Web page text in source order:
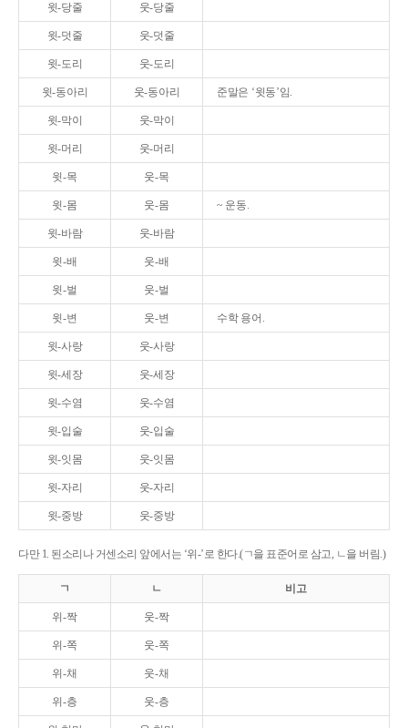
윗-당줄 웃-당줄
윗-덧줄 웃-덧줄
윗-도리 웃-도리
윗-동아리 웃-동아리 준말은 ‘윗동’임.
윗-막이 웃-막이
윗-머리 웃-머리
윗-목 웃-목
윗-몸 웃-몸 ~ 운동.
윗-바람 웃-바람
윗-배 웃-배
윗-벌 웃-벌
윗-변 웃-변 수학 용어.
윗-사랑 웃-사랑
윗-세장 웃-세장
윗-수염 웃-수염
윗-입술 웃-입술
윗-잇몸 웃-잇몸
윗-자리 웃-자리
윗-중방 웃-중방
다만 1. 된소리나 거센소리 앞에서는 ‘위-’로 한다.(ㄱ을 표준어로 삼고, ㄴ을 버림.)
ㄱ ㄴ 비고
위-짝 웃-짝
위-쪽 웃-쪽
위-채 웃-채
위-층 웃-층